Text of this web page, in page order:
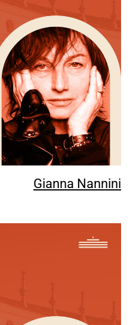
Gianna Nannini